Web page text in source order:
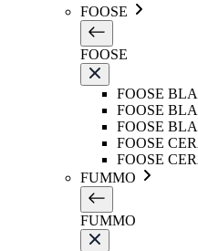
FOOSE
FOOSE
FOOSE
FOOSE
FOOSE
FOOSE
FOOSE
FUMMO
FUMMO